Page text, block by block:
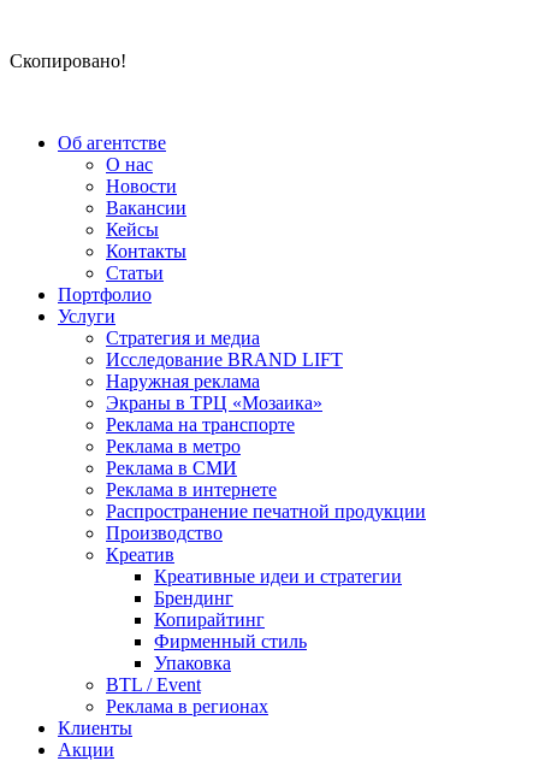
Скопировано!
Об агентстве
О нас
Новости
Вакансии
Кейсы
Контакты
Статьи
Портфолио
Услуги
Стратегия и медиа
Исследование BRAND LIFT
Наружная реклама
Экраны в ТРЦ «Мозаика»
Реклама на транспорте
Реклама в метро
Реклама в СМИ
Реклама в интернете
Распространение печатной продукции
Производство
Креатив
Креативные идеи и стратегии
Брендинг
Копирайтинг
Фирменный стиль
Упаковка
BTL / Event
Реклама в регионах
Клиенты
Акции